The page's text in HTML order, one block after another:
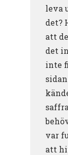
leva
det?
att
det
inte
var
att